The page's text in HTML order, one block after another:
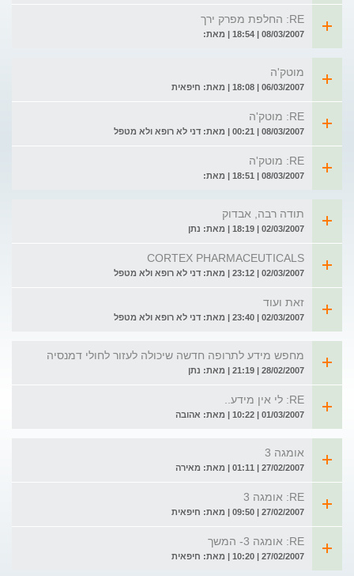
RE: החלפת מפרק ירך
08/03/2007 | 18:54 | מאת:
מוטק'ה
06/03/2007 | 18:08 | מאת: חיפאית
RE: מוטק'ה
08/03/2007 | 00:21 | מאת: דני לא רופא ולא מטפל
RE: מוטק'ה
08/03/2007 | 18:51 | מאת:
תודה רבה, אבדוק
02/03/2007 | 18:19 | מאת: נתן
CORTEX PHARMACEUTICALS
02/03/2007 | 23:12 | מאת: דני לא רופא ולא מטפל
זאת ועוד
02/03/2007 | 23:40 | מאת: דני לא רופא ולא מטפל
מחפש מידע לתרופה חדשה שיכולה לעזור לחולי דמנסיה
28/02/2007 | 21:19 | מאת: נתן
RE: לי אין מידע..
01/03/2007 | 10:22 | מאת: אהובה
אומגה 3
27/02/2007 | 01:11 | מאת: מאירה
RE: אומגה 3
27/02/2007 | 09:50 | מאת: חיפאית
RE: אומגה 3- המשך
27/02/2007 | 10:20 | מאת: חיפאית